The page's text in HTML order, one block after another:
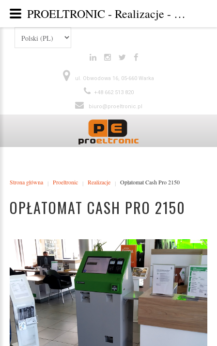
ul. Obwodowa 16, 05-660 Warka
+48 662 513 820
biuro@proeltronic.pl
Strona główna | Proeltronic | Realizacje | Opłatomat Cash Pro 2150
OPŁATOMAT CASH PRO 2150
PROELTRONIC - Realizacje - Category: Galeria - Image: Opłatomat Cash Pro 2150